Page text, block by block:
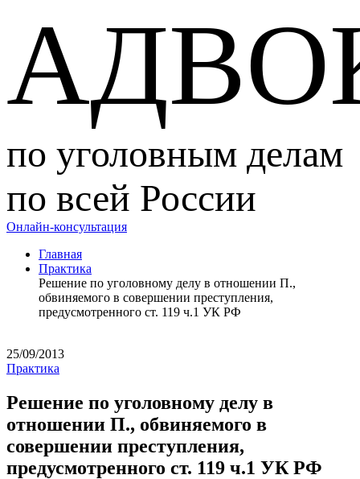
по уголовным делам
по всей России
Онлайн-консультация
Главная
Практика
Решение по уголовному делу в отношении П.,
обвиняемого в совершении преступления,
предусмотренного ст. 119 ч.1 УК РФ
25/09/2013
Практика
Решение по уголовному делу в
отношении П., обвиняемого в
совершении преступления,
предусмотренного ст. 119 ч.1 УК РФ